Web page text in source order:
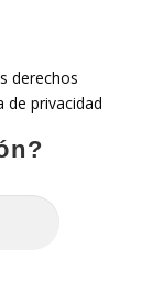
derechos
de privacidad